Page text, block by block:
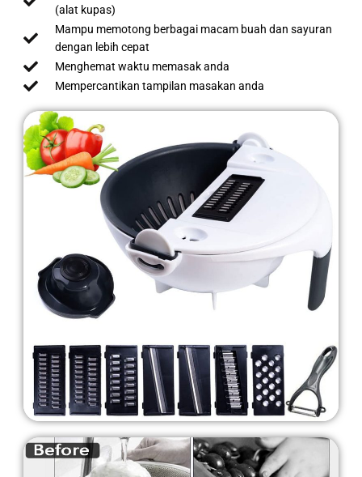
(alat kupas)
Mampu memotong berbagai macam buah dan sayuran
dengan lebih cepat
Menghemat waktu memasak anda
Mempercantikan tampilan masakan anda